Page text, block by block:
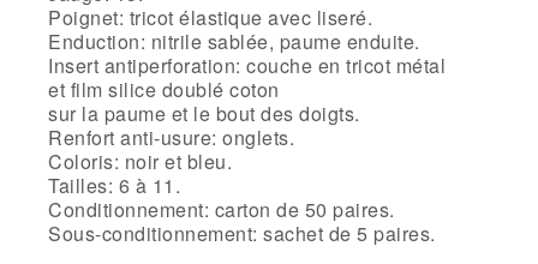
Poignet: tricot élastique avec liseré.
Enduction: nitrile sablée, paume enduite.
Insert antiperforation: couche en tricot métal
et film silice doublé coton
sur la paume et le bout des doigts.
Renfort anti-usure: onglets.
Coloris: noir et bleu.
Tailles: 6 à 11.
Conditionnement: carton de 50 paires.
Sous-conditionnement: sachet de 5 paires.